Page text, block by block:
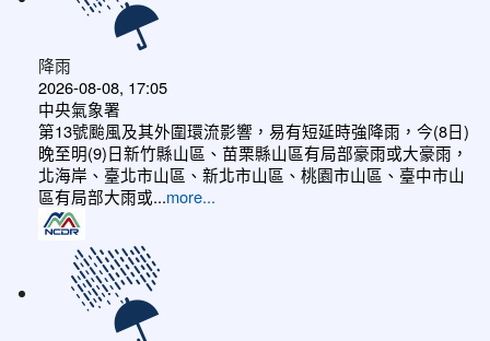
降雨
2026-08-08, 17:05
中央氣象署
第13號颱風及其外圍環流影響，易有短延時強降雨，今(8日)
晚至明(9)日新竹縣山區、苗栗縣山區有局部豪雨或大豪雨，
北海岸、臺北市山區、新北市山區、桃園市山區、臺中市山
區有局部大雨或...more...